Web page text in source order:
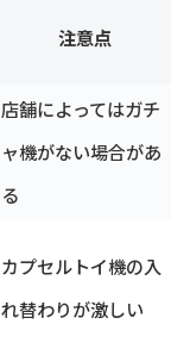
注意点
店舗によってはガチ
ャ機がない場合があ
る
カプセルトイ機の入
れ替わりが激しい